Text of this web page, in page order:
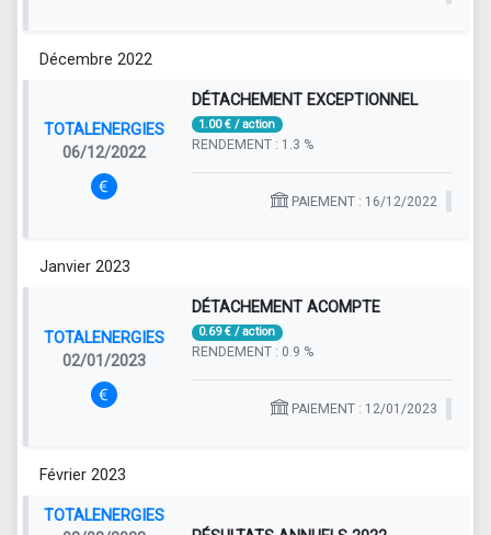
Décembre 2022
TOTALENERGIES
06/12/2022
DÉTACHEMENT EXCEPTIONNEL
1.00 € / action
RENDEMENT : 1.3 %
PAIEMENT : 16/12/2022
Janvier 2023
TOTALENERGIES
02/01/2023
DÉTACHEMENT ACOMPTE
0.69 € / action
RENDEMENT : 0.9 %
PAIEMENT : 12/01/2023
Février 2023
TOTALENERGIES